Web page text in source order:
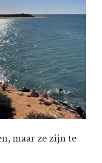
maar ze zijn te